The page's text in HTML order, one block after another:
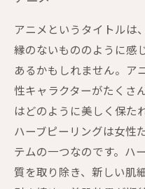
アニメというタイトルは
縁のないもののように感
あるかもしれません。ア
性キャラクターがたくさ
はどのように美しく保た
ハーブピーリングは女性
テムの一つなのです。ハ
質を取り除き、新しい肌